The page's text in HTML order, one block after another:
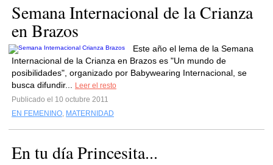
Semana Internacional de la Crianza
en Brazos
Este año el lema de la Semana
Internacional de la Crianza en Brazos es "Un mundo de
posibilidades", organizado por Babywearing Internacional, se
busca difundir...
Leer el resto
Publicado el 10 octubre 2011
EN FEMENINO, MATERNIDAD
En tu día Princesita...